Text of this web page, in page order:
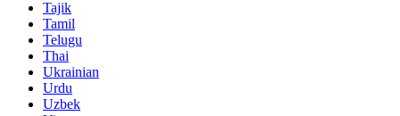
Tajik
Tamil
Telugu
Thai
Ukrainian
Urdu
Uzbek